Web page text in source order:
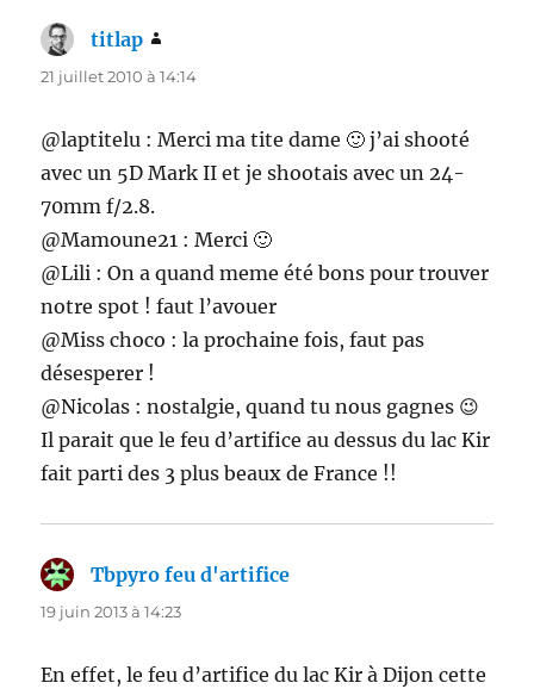
titlap
21 juillet 2010 à 14:14
@laptitelu : Merci ma tite dame 🙂 j’ai shooté
avec un 5D Mark II et je shootais avec un 24-
70mm f/2.8.
@Mamoune21 : Merci 🙂
@Lili : On a quand meme été bons pour trouver
notre spot ! faut l’avouer
@Miss choco : la prochaine fois, faut pas
désesperer !
@Nicolas : nostalgie, quand tu nous gagnes 😉
Il parait que le feu d’artifice au dessus du lac Kir
fait parti des 3 plus beaux de France !!
Tbpyro feu d'artifice
19 juin 2013 à 14:23
En effet, le feu d’artifice du lac Kir à Dijon cette